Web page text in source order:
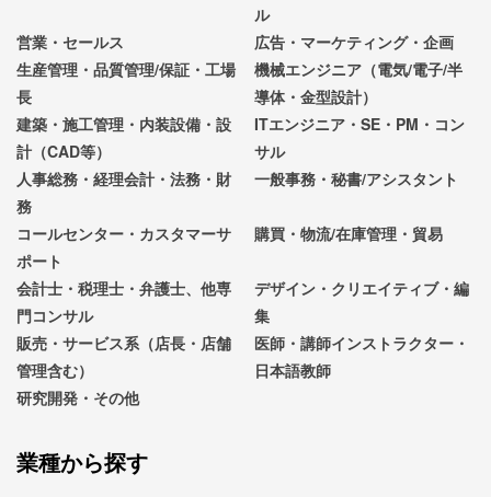
ル
営業・セールス
広告・マーケティング・企画
生産管理・品質管理/保証・工場
長
機械エンジニア（電気/電子/半
導体・金型設計）
建築・施工管理・内装設備・設
計（CAD等）
ITエンジニア・SE・PM・コン
サル
人事総務・経理会計・法務・財
務
一般事務・秘書/アシスタント
コールセンター・カスタマーサ
ポート
購買・物流/在庫管理・貿易
会計士・税理士・弁護士、他専
門コンサル
デザイン・クリエイティブ・編
集
販売・サービス系（店長・店舗
管理含む）
医師・講師インストラクター・
日本語教師
研究開発・その他
業種から探す